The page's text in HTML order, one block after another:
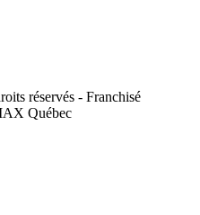
réservés - Franchisé
Québec